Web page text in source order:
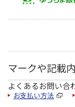
マークや記載
よくあるお問い合
お支払い方法